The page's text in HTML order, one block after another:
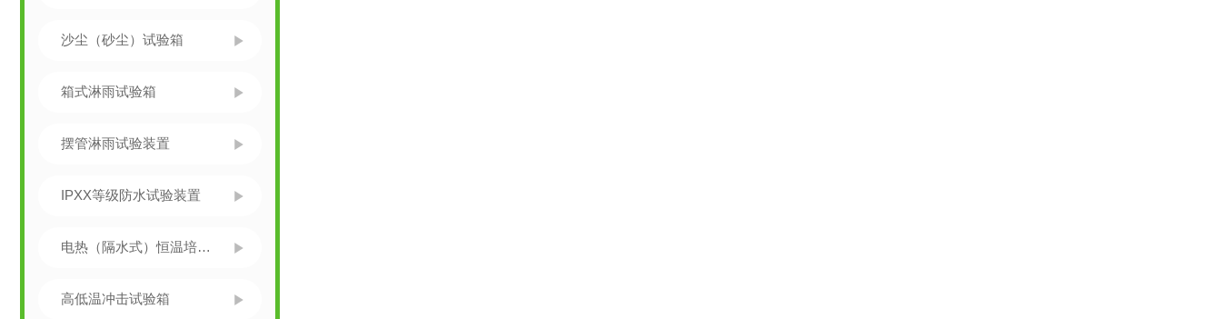
沙尘（砂尘）试验箱
箱式淋雨试验箱
摆管淋雨试验装置
IPXX等级防水试验装置
电热（隔水式）恒温培养箱
高低温冲击试验箱